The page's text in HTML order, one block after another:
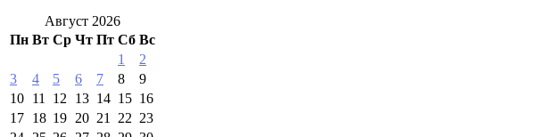
Август 2026
Пн Вт Ср Чт Пт Сб Вс
1
2
3
4 5 6 7 8
9
10 11 12 13 14 15 16
17 18 19 20 21 22 23